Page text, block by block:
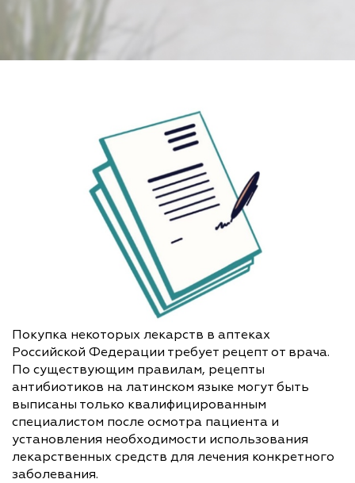
Покупка некоторых лекарств в аптеках
Российской Федерации требует рецепт от врача.
По существующим правилам, рецепты
антибиотиков на латинском языке могут быть
выписаны только квалифицированным
специалистом после осмотра пациента и
установления необходимости использования
лекарственных средств для лечения конкретного
заболевания.